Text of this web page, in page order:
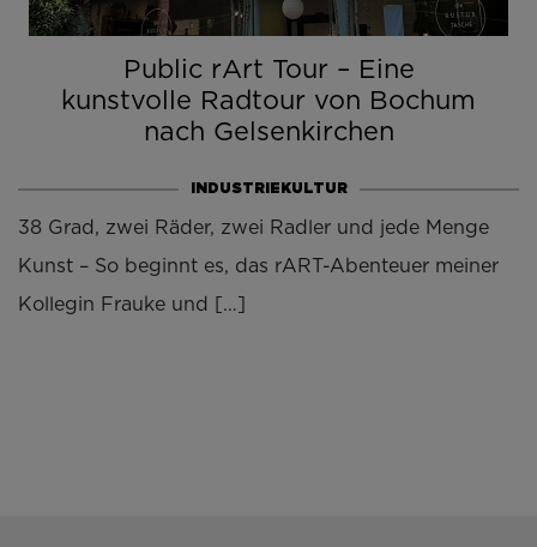
Public rArt Tour – Eine
kunstvolle Radtour von Bochum
nach Gelsenkirchen
INDUSTRIEKULTUR
38 Grad, zwei Räder, zwei Radler und jede Menge
Kunst – So beginnt es, das rART-Abenteuer meiner
Kollegin Frauke und […]